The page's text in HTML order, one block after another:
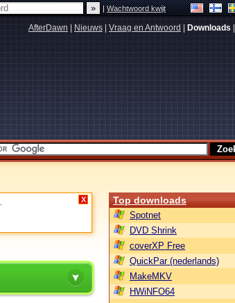
|Wachtwoord kwijt
AfterDawn Nieuws Vraag en Antwoord Downloads
X Top downloads
Spotnet
DVD Shrink
coverXP Free
QuickPar (nederlands)
MakeMKV
HWiNFO64